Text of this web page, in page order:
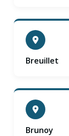
Breuillet
Brunoy